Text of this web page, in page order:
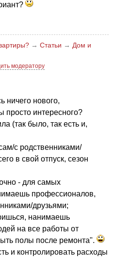
→ Статьи → Дом и
модератору
ничего нового,
просто интересного?
(так было, так есть и,
с родственниками/
в свой отпуск, сезон
- для самых
профессионалов,
друзьями;
нанимаешь
на все работы от
полы после ремонта".
и контролировать расходы